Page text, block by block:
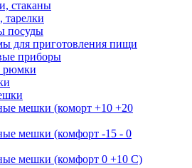
стаканы
посуды
для приготовления пищи
приборы
рюмки
мешки (коморт +10 +20
мешки (комфорт -15 - 0
мешки (комфорт 0 +10 С)